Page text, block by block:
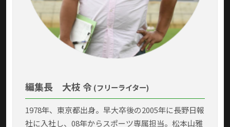
編集長 大枝 令(フリーライター)
1978年、東京都出身。早大卒後の2005年に長野日報
社に入社し、08年からスポーツ専属担当。松本山雅